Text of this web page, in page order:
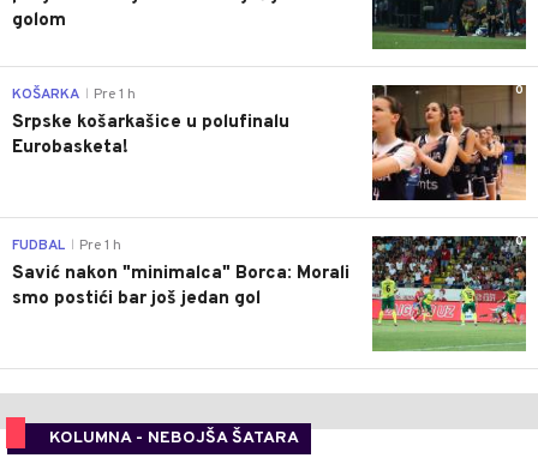
golom
0
KOŠARKA Pre 1 h
Srpske košarkašice u polufinalu
Eurobasketa!
0
FUDBAL Pre 1 h
Savić nakon "minimalca" Borca: Morali
smo postići bar još jedan gol
KOLUMNA - NEBOJŠA ŠATARA